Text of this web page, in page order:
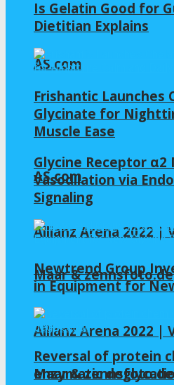
AS.com
AS.com
Allianz Arena 2022 |
Maar & zennsfoto.de
Allianz Arena 2022 |
Maar & zennsfoto.de
Is Gelatin Good for
Dietitian Explains
Frishantic Launches
Glycinate for
Muscle Ease
Glycine Receptor α2
Vasodilation via
Signaling
Newtrend Group
in Equipment for
Reversal of protein
enzymatic